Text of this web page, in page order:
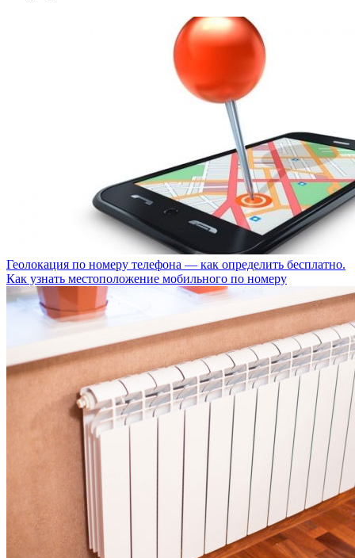
Геолокация по номеру телефона — как определить бесплатно.
Как узнать местоположение мобильного по номеру